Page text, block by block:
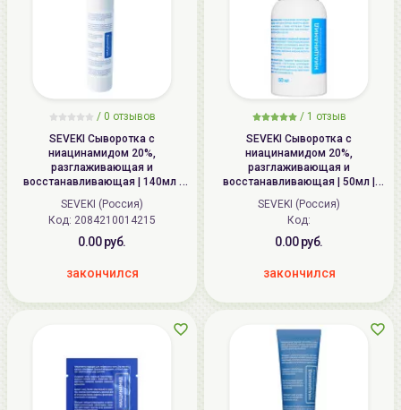
/ 0 отзывов
SEVEKI Сыворотка c
ниацинамидом 20%,
разглаживающая и
восстанавливающая | 140мл |
Niacinamide Face Serum
SEVEKI (Россия)
Код: 2084210014215
0.00 руб.
закончился
/ 1 отзыв
SEVEKI Сыворотка c
ниацинамидом 20%,
разглаживающая и
восстанавливающая | 50мл |
Niacinamide Face Serum
SEVEKI (Россия)
Код:
0.00 руб.
закончился